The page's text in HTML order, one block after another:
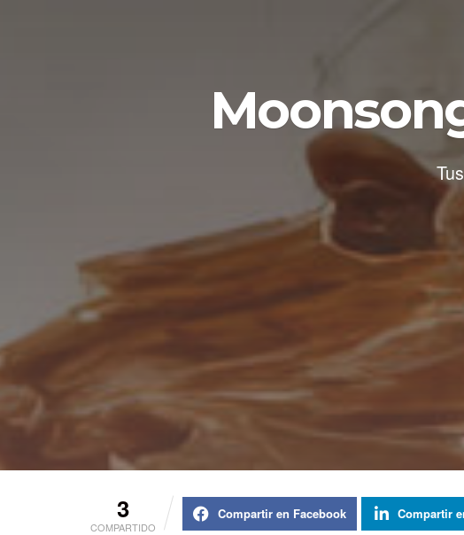
3
COMPARTIDO
Compartir en Facebook Compartir